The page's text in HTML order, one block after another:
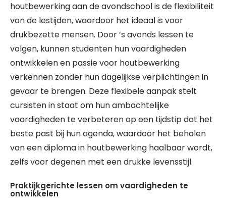
houtbewerking aan de avondschool is de flexibiliteit
van de lestijden, waardoor het ideaal is voor
drukbezette mensen. Door ’s avonds lessen te
volgen, kunnen studenten hun vaardigheden
ontwikkelen en passie voor houtbewerking
verkennen zonder hun dagelijkse verplichtingen in
gevaar te brengen. Deze flexibele aanpak stelt
cursisten in staat om hun ambachtelijke
vaardigheden te verbeteren op een tijdstip dat het
beste past bij hun agenda, waardoor het behalen
van een diploma in houtbewerking haalbaar wordt,
zelfs voor degenen met een drukke levensstijl.
Praktijkgerichte lessen om vaardigheden te
ontwikkelen